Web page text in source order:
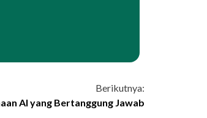
Berikutnya:
AI yang Bertanggung Jawab